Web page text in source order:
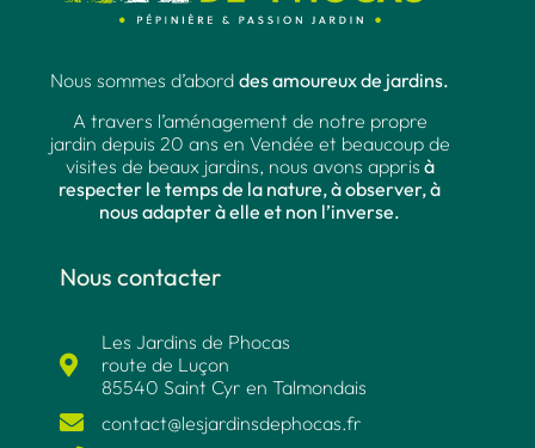
Nous sommes d’abord des amoureux de jardins.
A travers l’aménagement de notre propre
jardin depuis 20 ans en Vendée et beaucoup de
visites de beaux jardins, nous avons appris à
respecter le temps de la nature, à observer, à
nous adapter à elle et non l’inverse.
Nous contacter
Les Jardins de Phocas
route de Luçon
85540 Saint Cyr en Talmondais
contact@lesjardinsdephocas.fr​